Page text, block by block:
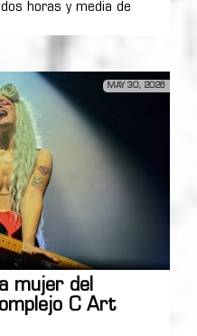
horas y media de
MAY 30, 2026
mujer del
C Art